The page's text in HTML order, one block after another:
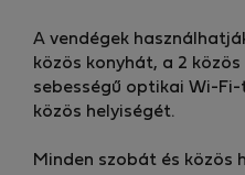
A vendégek
közös konyhát, a 2
sebességű optikai Wi-
közös helyiségét.
Minden szobát és közös